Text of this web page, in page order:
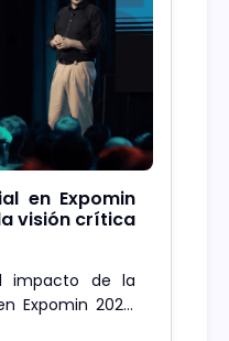
en Expomin
visión crítica
impacto de la
Expomin 2025,